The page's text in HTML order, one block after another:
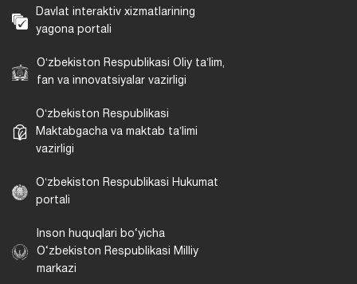
Davlat interaktiv xizmatlarining
yagona portali
Oʻzbekiston Respublikasi Oliy taʼlim,
fan va innovatsiyalar vazirligi
Oʻzbekiston Respublikasi
Maktabgacha va maktab taʼlimi
vazirligi
Oʻzbekiston Respublikasi Hukumat
portali
Inson huquqlari bo‘yicha
O‘zbekiston Respublikasi Milliy
markazi